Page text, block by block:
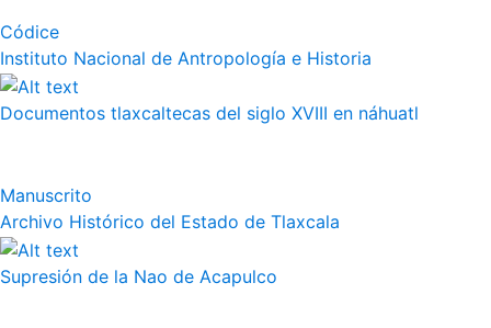
Códice
Instituto Nacional de Antropología e Historia
Documentos tlaxcaltecas del siglo XVIII en náhuatl
Manuscrito
Archivo Histórico del Estado de Tlaxcala
Supresión de la Nao de Acapulco